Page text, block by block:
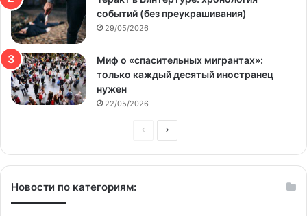
событий (без преукрашивания)
29/05/2026
Миф о «спасительных мигрантах»:
только каждый десятый иностранец
нужен
22/05/2026
Предыдущая
Следующая
Новости по категориям: